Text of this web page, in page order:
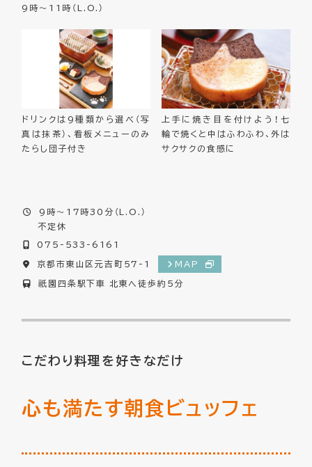
9時～11時（L.O.）
ドリンクは9種類から選べ（写
真は抹茶）、看板メニューのみ
たらし団子付き
上手に焼き目を付けよう！七
輪で焼くと中はふわふわ、外は
サクサクの食感に
9時～17時30分（L.O.）
不定休
075-533-6161
京都市東山区元吉町57-1
MAP
祇園四条駅下車 北東へ徒歩約5分
こだわり料理を好きなだけ
心も満たす朝食ビュッフェ